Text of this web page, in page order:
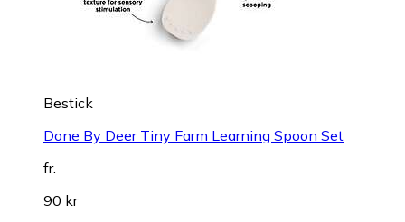
Bestick
Done By Deer Tiny Farm Learning Spoon Set
fr.
90 kr